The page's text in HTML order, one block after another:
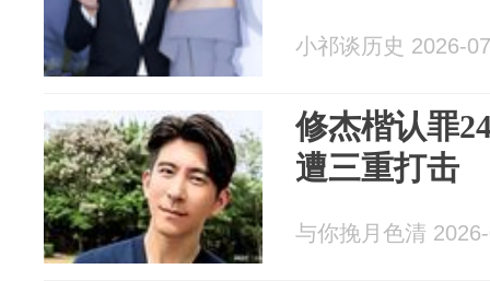
小祁谈历史 2026-
修杰楷认罪
遭三重打击
与你挽月色清